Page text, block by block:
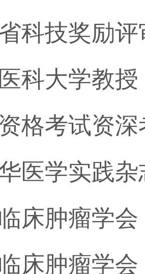
科技奖励
科大学教授
格考试资深
医学实践
床肿瘤学
床肿瘤学